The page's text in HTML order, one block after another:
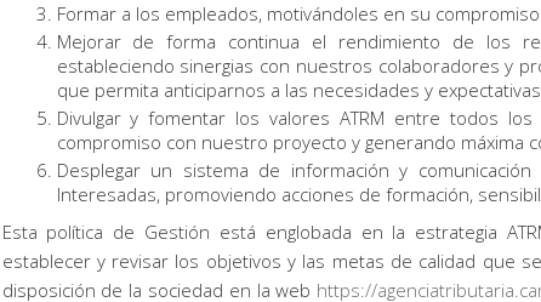
Formar a los empleados, motivándoles en su
Mejorar de forma continua el rendimiento de los
estableciendo sinergias con nuestros colaboradores y
que permita anticiparnos a las necesidades y
Divulgar y fomentar los valores ATRM entre todos
compromiso con nuestro proyecto y generando máxima
Desplegar un sistema de información y
Interesadas, promoviendo acciones de formación,
Esta política de Gestión está englobada en la estrategia
establecer y revisar los objetivos y las metas de calidad que
disposición de la sociedad en la web https://